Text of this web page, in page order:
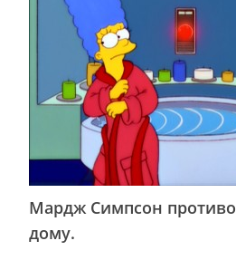
Мардж Симпсон
дому.